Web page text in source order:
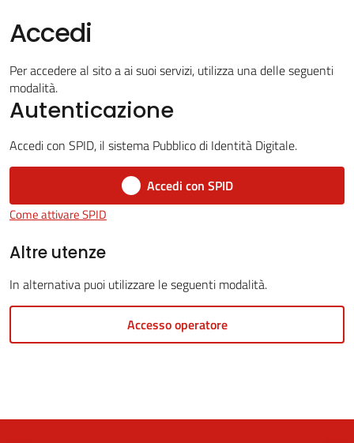
Vivere
Casalfiumanese
5x1000
Servizi
line
Tutti
argomenti
Accedi
Per accedere al sito a ai suoi servizi, utilizza una delle seguenti
modalità.
Autenticazione
Accedi con SPID, il sistema Pubblico di Identità Digitale.
Accedi con SPID
Come attivare SPID
Altre utenze
In alternativa puoi utilizzare le seguenti modalità.
Accesso operatore